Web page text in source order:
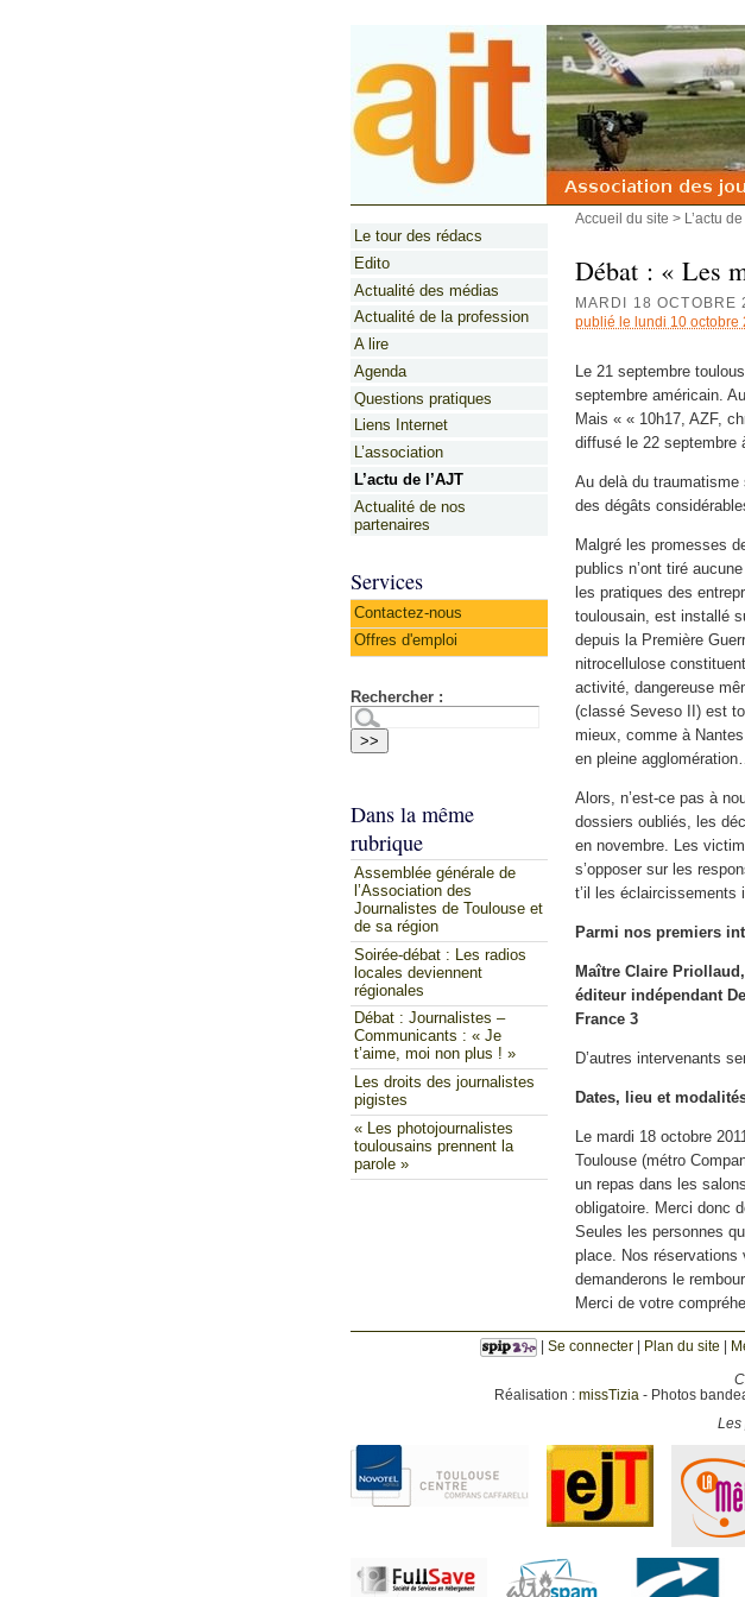
Accueil du site > L’actu de
Débat : « Les
MARDI 18 OCTOBRE
publié le lundi 10 octobre
Le 21 septembre
septembre américain.
Mais « « 10h17, AZF,
diffusé le 22 septembre
Au delà du
des dégâts
Malgré les promesses
publics n’ont tiré
les pratiques des
toulousain, est installé
depuis la Première
nitrocellulose
activité, dangereuse
(classé Seveso II) est
mieux, comme à
en pleine
Alors, n’est-ce pas à
dossiers oubliés, les
en novembre. Les
s’opposer sur les
t’il les éclaircissements
Parmi nos premiers
Maître Claire
éditeur indépendant
France 3
D’autres intervenants
Dates, lieu et
Le mardi 18 octobre
Toulouse (métro
un repas dans les
obligatoire. Merci donc
Seules les personnes
place. Nos réservations
demanderons le
Merci de votre
Le tour des rédacs
Edito
Actualité des médias
Actualité de la profession
A lire
Agenda
Questions pratiques
Liens Internet
L’association
L’actu de l’AJT
Actualité de nos
partenaires
Services
Contactez-nous
Offres d'emploi
Rechercher :
Dans la même
rubrique
Assemblée générale de
l’Association des
Journalistes de Toulouse et
de sa région
Soirée-débat : Les radios
locales deviennent
régionales
Débat : Journalistes –
Communicants : « Je
t’aime, moi non plus ! »
Les droits des journalistes
pigistes
« Les photojournalistes
toulousains prennent la
parole »
Se connecter Plan du site
Réalisation : missTizia - Photos
Les